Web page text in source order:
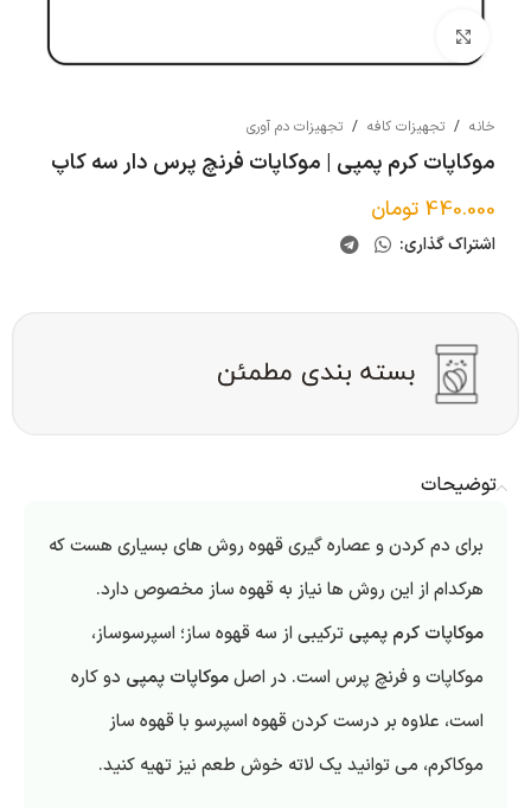
خانه / تجهیزات کافه / تجهیزات دم آوری
موکاپات کرم پمپی | موکاپات فرنچ پرس دار سه کاپ
440.000 تومان
اشتراک گذاری:
توضیحات
برای دم کردن و عصاره گیری قهوه روش های بسیاری هست که
هرکدام از این روش ها نیاز به قهوه ساز مخصوص دارد.
موکاپات کرم پمپی ترکیبی از سه قهوه ساز؛ اسپرسوساز،
موکاپات و فرنچ پرس است. در اصلموکاپات پمپی دو کاره
است، علاوه بر درست کردن قهوه اسپرسو با قهوه ساز
موکاکرم، می توانید یک لاته خوش طعم نیز تهیه کنید.